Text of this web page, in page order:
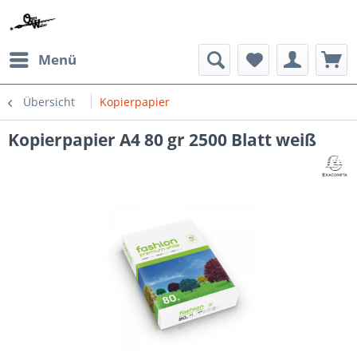
Menü
Übersicht Kopierpapier
Kopierpapier A4 80 gr 2500 Blatt weiß